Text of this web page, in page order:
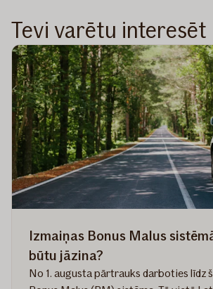
Tevi varētu interesēt
Izmaiņas Bonus Malus
būtu jāzina?
No 1. augusta pārtrauks darboties līdz